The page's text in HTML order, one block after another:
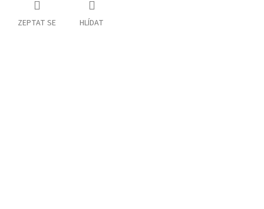
ZEPTAT SE HLÍDAT